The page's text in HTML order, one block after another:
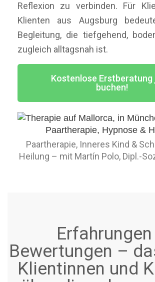
Reflexion zu verbinden. Für
Klienten aus Augsburg
Begleitung, die tiefgehend,
zugleich alltagsnah ist.
Kostenlose
buchen!
Paartherapie, Inneres Kind &
Heilung – mit Martín Polo, Dipl.-
Bewertungen –
Klientinnen und